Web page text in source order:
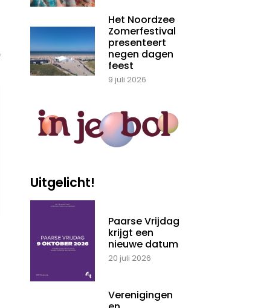
Het Noordzee
Zomerfestival
presenteert
negen dagen
feest
9 juli 2026
Uitgelicht!
Paarse Vrijdag
krijgt een
nieuwe datum
20 juli 2026
Verenigingen